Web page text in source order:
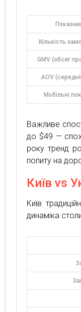
Кількість
GMV (обсяг
AOV
Мобільні
Важливе
до $49 —
року тренд
попиту на
Київ vs
Київ
динаміка